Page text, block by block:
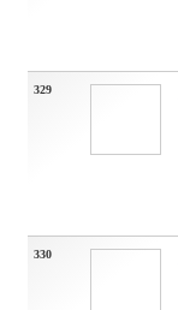
329
330